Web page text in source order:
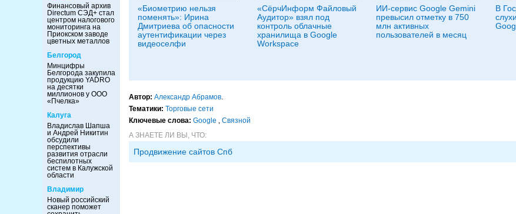
Финансовый архив
Directum СЭД+ стал
центром налогового
мониторинга на
Приокском заводе
цветных металлов
Белгород
Минцифры
Белгорода закупила
продукцию YADRO
на десятки
миллионов у ООО
«Пчелка»
Калуга
Владислав Шапша
и Андрей Никитин
обсудили
перспективы
развития отрасли
беспилотных
систем в Калужской
области
Владимир
Новый российский
сканер поможет
«Биометрию нельзя
поменять»: Ирина
Дмитриева об опасности
аутентификации через
видеоселфи
«СёрчИнформ Файловый
Аудитор» взял под
контроль облачные
хранилища в Google
Workspace
ИИ-сервис Google Gemini
превысил отметку в 750
млн активных
пользователей в месяц
В
Автор: Александр Абрамов.
Тематики: Торговые сети
Ключевые слова: Google , Связной
А ЗНАЕТЕ ЛИ ВЫ, ЧТО:
Продвижение сайтов Спб